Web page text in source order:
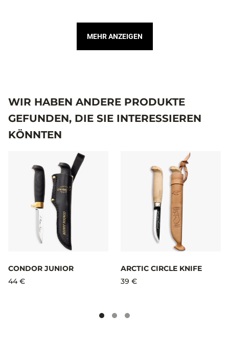
MEHR ANZEIGEN
WIR HABEN ANDERE PRODUKTE
GEFUNDEN, DIE SIE INTERESSIEREN
KÖNNTEN
CONDOR JUNIOR
44 €
ARCTIC CIRCLE KNIFE
39 €